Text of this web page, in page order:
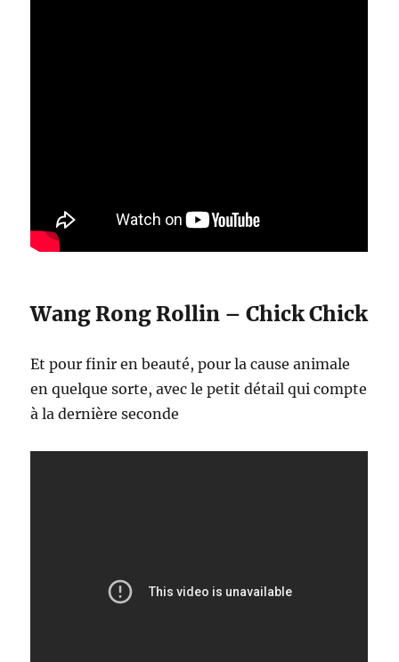
Wang Rong Rollin – Chick Chick
Et pour finir en beauté, pour la cause animale
en quelque sorte, avec le petit détail qui compte
à la dernière seconde